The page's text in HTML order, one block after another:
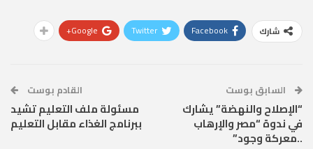
شارك Facebook
Twitter
Google+
السابق بوست
“الإصلاح والنهضة” يشارك
في ندوة “مصر والإرهاب
..معركة وجود”
القادم بوست
مسئولة ملف التعليم تشيد
ببرنامج الغذاء مقابل التعليم